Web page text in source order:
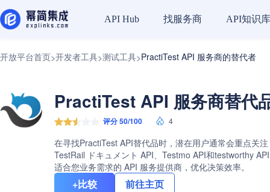
API Hub 找服务商 API知识库
开放平台首页>开发者工具>测试工具>PractiTest API 服务商的替代者
PractiTest API 服务商替代
评分 50/100 4
在寻找PractiTest API替代品时，潜在用户通常会重点关
TestRail ドキュメント API、Testmo API和testworthy
适合您业务需求的 API 服务提供商，优化决策效率。
+比较 前往主页